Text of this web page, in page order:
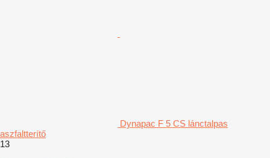
Dynapac F 5 CS lánctalpas
aszfaltterítő
13